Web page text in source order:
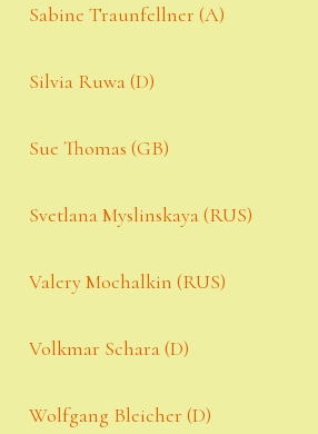
Sabine Traunfellner (A)
Silvia Ruwa (D)
Sue Thomas (GB)
Svetlana Myslinskaya (RUS)
Valery Mochalkin (RUS)
Volkmar Schara (D)
Wolfgang Bleicher (D)